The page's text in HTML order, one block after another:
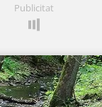
Publicitat